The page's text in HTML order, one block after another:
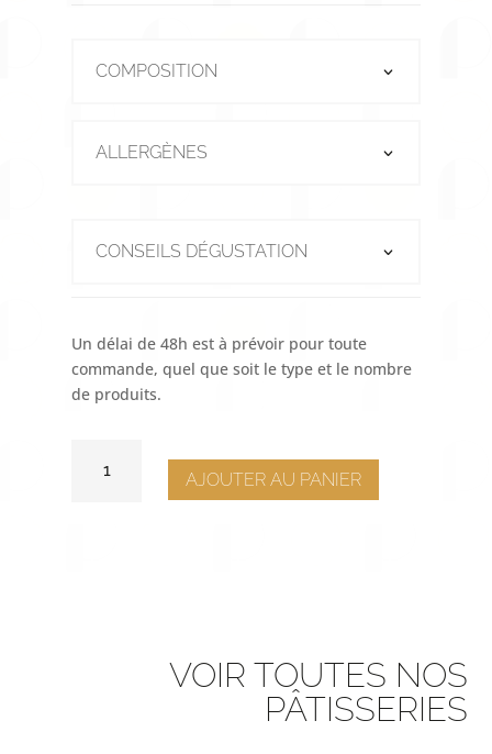
COMPOSITION
ALLERGÈNES
CONSEILS DÉGUSTATION
Un délai de 48h est à prévoir pour toute
commande, quel que soit le type et le nombre
de produits.
AJOUTER AU PANIER
VOIR TOUTES NOS
PÂTISSERIES